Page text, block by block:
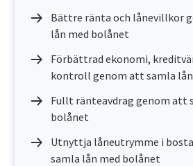
Bättre ränta och lånevillkor
lån med bolånet
Förbättrad ekonomi,
kontroll genom att samla
Fullt ränteavdrag genom att
bolånet
Utnyttja låneutrymme i
samla lån med bolånet